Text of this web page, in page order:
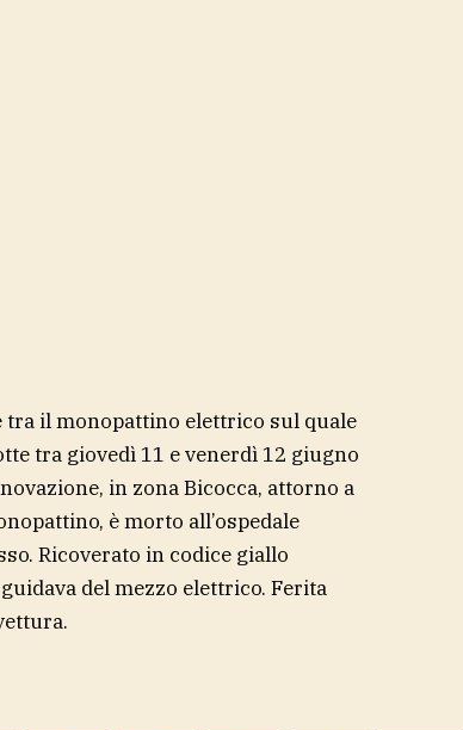
tra il monopattino elettrico sul quale
tra giovedì 11 e venerdì 12 giugno
in zona Bicocca, attorno a
è morto all’ospedale
Ricoverato in codice giallo
del mezzo elettrico. Ferita